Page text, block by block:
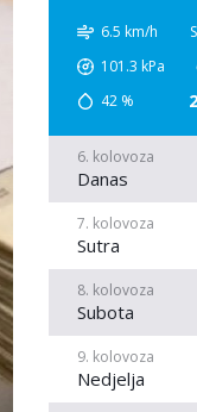
6.5 km/h
101.3 kPa
42 %
6. kolovoza
Danas
7. kolovoza
Sutra
8. kolovoza
Subota
9. kolovoza
Nedjelja